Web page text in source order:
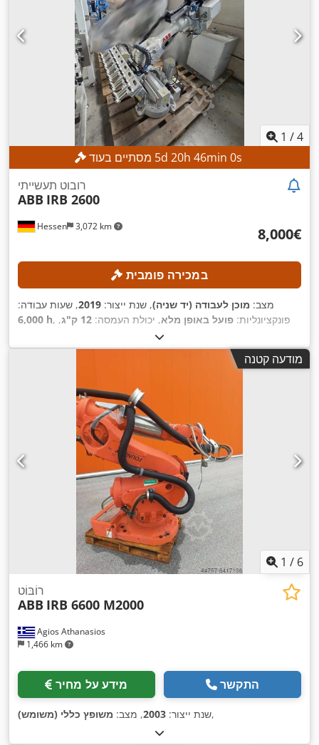
1 /4
מסתיים בעוד 5d 20h 45min 58s
Hessen 3,072 km
רובוט תעשייתי
ABB IRB 2600
‏8,000 ‏€
במכירה פומבית
מצב: מוכן לעבודה (יד שניה), שנת ייצור: 2019, שעות עבודה:
6,000 h
, פונקציונליות: פועל באופן מלא, יכולת העמסה: 12 ק"ג
,
מודעה קטנה
1 / 6
Agios Athanasios
1,466 km
רוֹבּוֹט
ABB IRB 6600 M2000
מידע על מחיר התקשר
שנת ייצור: 2003, מצב: משופץ כללי (משומש) ,